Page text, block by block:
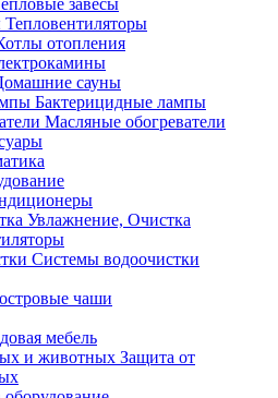
завесы
Тепловентиляторы
отопления
сауны
Бактерицидные лампы
Масляные обогреватели
Увлажнение, Очистка
Системы водоочистки
чаши
мебель
Защита от